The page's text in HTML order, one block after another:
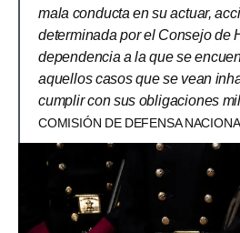
mala conducta en su actuar,
determinada por el Consejo de
dependencia a la que se
aquellos casos que se vean
cumplir con sus obligaciones
COMISIÓN DE DEFENSA